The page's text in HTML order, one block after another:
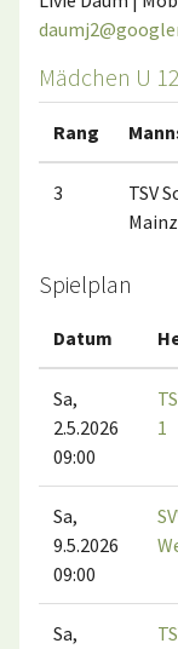
Mädchen U
Rang
3
TSV
Spielplan
Datum
Sa,
2.5.2026
09:00
1
Sa,
9.5.2026
09:00
Sa,